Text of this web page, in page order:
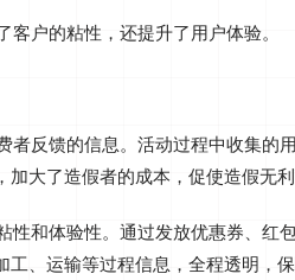
户的粘性，还提升了用户体验‌。
反馈的信息‌。活动过程中收集的
大了造假者的成本，促使造假无利
和体验性‌。通过发放优惠券、红
、运输等过程信息，全程透明，